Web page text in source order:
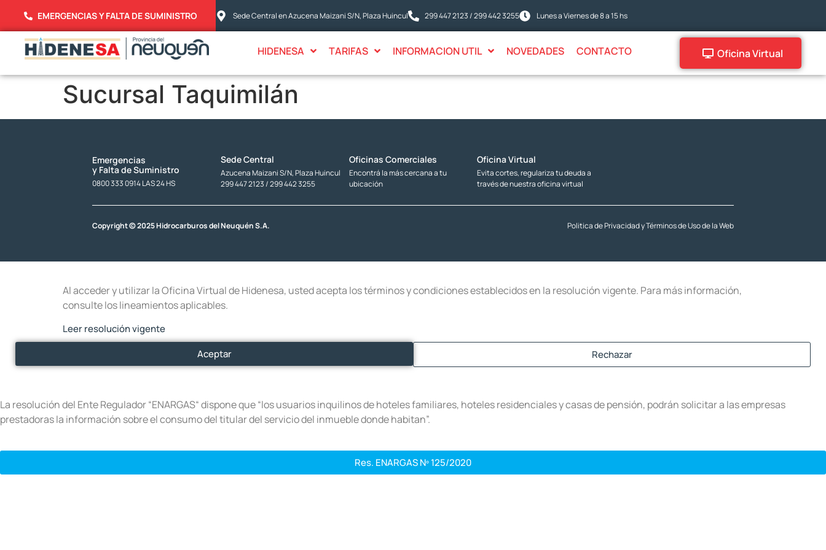
EMERGENCIAS Y FALTA DE SUMINISTRO Sede Central en Azucena Maizani S/N, Plaza Huincul 299 447 2123 / 299 442 3255 Lunes a Viernes de 8 a 15 hs
HIDENESA TARIFAS INFORMACION UTIL NOVEDADES CONTACTO Oficina Virtual
Sucursal Taquimilán
Emergencias
y Falta de Suministro
0800 333 0914 LAS 24 HS
Sede Central
Azucena Maizani S/N, Plaza Huincul
299 447 2123 / 299 442 3255
Oficinas Comerciales
Encontrá la más cercana a tu
ubicación
Oficina Virtual
Evita cortes, regulariza tu deuda a
través de nuestra oficina virtual
Copyright © 2025 Hidrocarburos del Neuquén S.A. Politica de Privacidad y Términos de Uso de la Web
Al acceder y utilizar la Oficina Virtual de Hidenesa, usted acepta los términos y condiciones establecidos en la resolución vigente. Para más información,
consulte los lineamientos aplicables.
Leer resolución vigente
Aceptar
Rechazar
La resolución del Ente Regulador “ENARGAS“ dispone que “los usuarios inquilinos de hoteles familiares, hoteles residenciales y casas de pensión, podrán solicitar a las empresas
prestadoras la información sobre el consumo del titular del servicio del inmueble donde habitan”.
Res. ENARGAS Nº 125/2020